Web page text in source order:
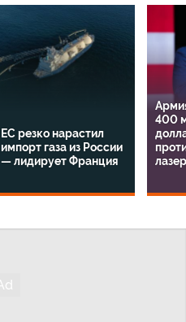
ЕС резко нарастил
импорт газа из России
— лидирует Франция
400